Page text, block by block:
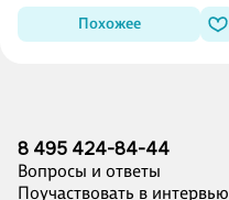
Похожее
8 495 424-84-44
Вопросы и ответы
Поучаствовать в интервью